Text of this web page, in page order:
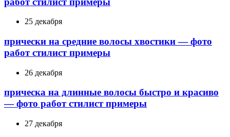
25 декабря
прически на средние волосы хвостики — фото
работ стилист примеры
26 декабря
прическа на длинные волосы быстро и красиво
— фото работ стилист примеры
27 декабря